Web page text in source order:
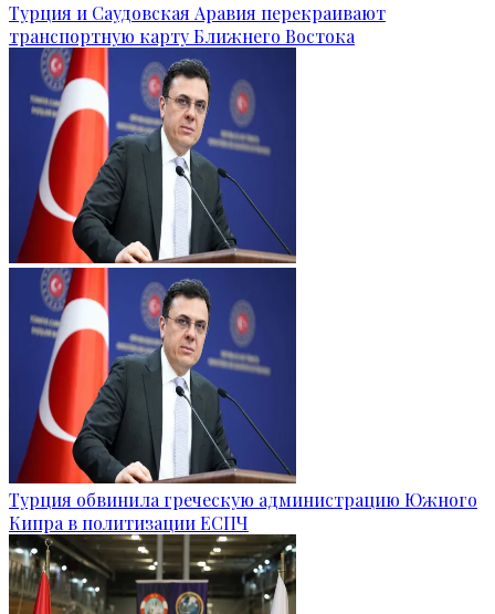
Турция и Саудовская Аравия перекраивают
транспортную карту Ближнего Востока
Турция обвинила греческую администрацию Южного
Кипра в политизации ЕСПЧ